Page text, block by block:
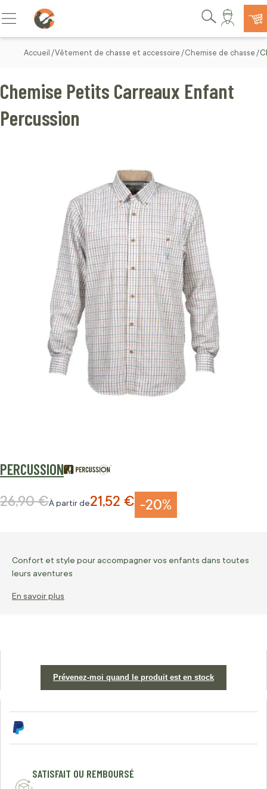
Allez au contenu
Basculer la navigation
Rechercher
Accueil Vêtement de chasse et accessoire Chemise de chasse
PERCUSSION
Chemise Petits Carreaux Enfant
Percussion
-20%
À partir de21,52 €
Prix normal
26,90 €
Confort et style pour accompagner vos enfants dans toutes
leurs aventures
En savoir plus
Prévenez-moi quand le produit est en stock
SATISFAIT OU REMBOURSÉ